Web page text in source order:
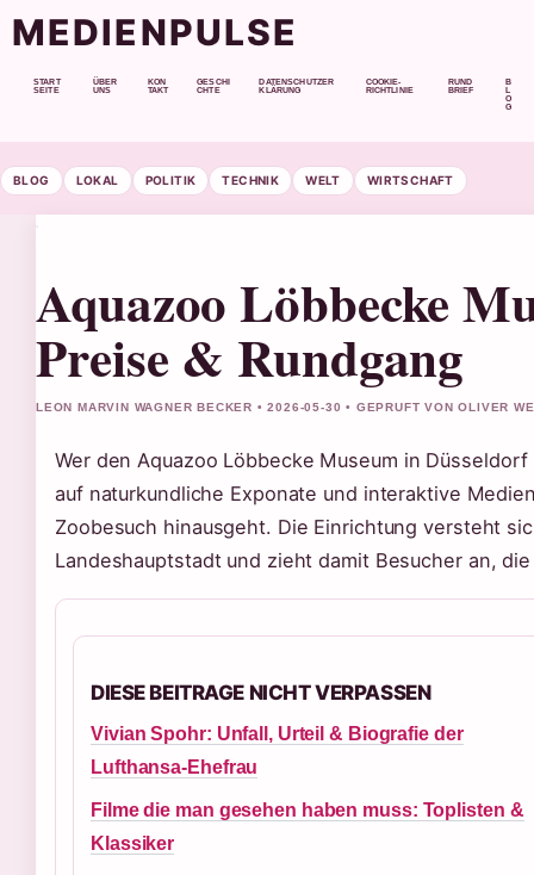
MEDIENPULSE
START
SEITE
ÜBER
UNS
KON
TAKT
GESCHI
CHTE
DATENSCHUTZER
KLÄRUNG
COOKIE-
RICHTLINIE
RUND
BRIEF
B
O
G
BLOG LOKAL POLITIK TECHNIK WELT WIRTSCHAFT
Aquazoo Löbbecke
Preise & Rundgang
LEON MARVIN WAGNER BECKER • 2026-05-30 • GEPRUFT VON OLIVER
Wer den Aquazoo Löbbecke Museum in
auf naturkundliche Exponate und interaktive
Zoobesuch hinausgeht. Die Einrichtung versteht
Landeshauptstadt und zieht damit Besucher an,
DIESE BEITRAGE NICHT VERPASSEN
Vivian Spohr: Unfall, Urteil & Biografie der
Lufthansa-Ehefrau
Filme die man gesehen haben muss: Toplisten &
Klassiker